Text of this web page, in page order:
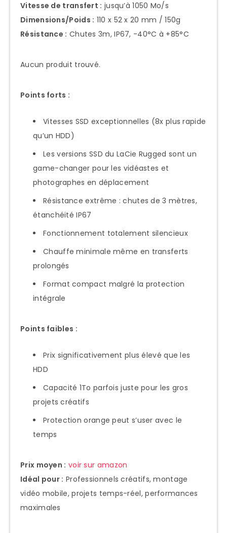
Vitesse de transfert : jusqu’à 1050 Mo/s
Dimensions/Poids : 110 x 52 x 20 mm / 150g
Résistance : Chutes 3m, IP67, -40°C à +85°C
Aucun produit trouvé.
Points forts :
Vitesses SSD exceptionnelles (8x plus rapide
qu’un HDD)
Les versions SSD du LaCie Rugged sont un
game-changer pour les vidéastes et
photographes en déplacement
Résistance extrême : chutes de 3 mètres,
étanchéité IP67
Fonctionnement totalement silencieux
Chauffe minimale même en transferts
prolongés
Format compact malgré la protection
intégrale
Points faibles :
Prix significativement plus élevé que les
HDD
Capacité 1To parfois juste pour les gros
projets créatifs
Protection orange peut s’user avec le
temps
Prix moyen : voir sur amazon
Idéal pour : Professionnels créatifs, montage
vidéo mobile, projets temps-réel, performances
maximales